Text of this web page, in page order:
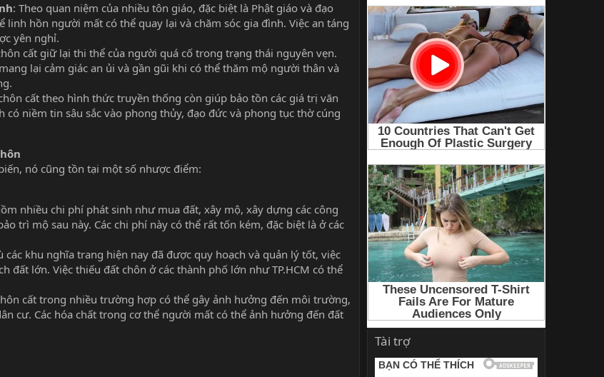
: Theo quan niệm của nhiều tôn giáo, đặc biệt là Phật giáo và đạo
linh hồn người mất có thể quay lại và chăm sóc gia đình. Việc an táng
yên nghỉ.
cất giữ lại thi thể của người quá cố trong trạng thái nguyên vẹn.
lại cảm giác an ủi và gần gũi khi có thể thăm mộ người thân và
cất theo hình thức truyền thống còn giúp bảo tồn các giá trị văn
có niềm tin sâu sắc vào phong thủy, đạo đức và phong tục thờ cúng
nó cũng tồn tại một số nhược điểm:
nhiều chi phí phát sinh như mua đất, xây mộ, xây dựng các công
trì mộ sau này. Các chi phí này có thể rất tốn kém, đặc biệt là ở các
các khu nghĩa trang hiện nay đã được quy hoạch và quản lý tốt, việc
đất lớn. Việc thiếu đất chôn ở các thành phố lớn như TP.HCM có thể
cất trong nhiều trường hợp có thể gây ảnh hưởng đến môi trường,
cư. Các hóa chất trong cơ thể người mất có thể ảnh hưởng đến đất
Tài trợ